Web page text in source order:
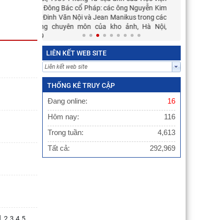
Việt Nam tổ chức Hội nghị tập huấn
nghiệp vụ công tác kiểm
Nguyễn Kim
trong các
ảnh, Hà Nội,
LIÊN KẾT WEB SITE
THỐNG KÊ TRUY CẬP
Đang online:
16
Hôm nay:
116
Trong tuần:
4,613
Tất cả:
292,969